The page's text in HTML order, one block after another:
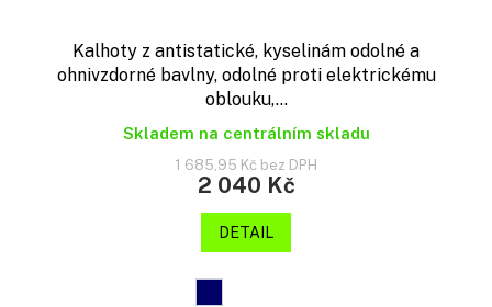
Kalhoty z antistatické, kyselinám odolné a
ohnivzdorné bavlny, odolné proti elektrickému
oblouku,...
Skladem na centrálním skladu
1 685,95 Kč bez DPH
2 040 Kč
DETAIL